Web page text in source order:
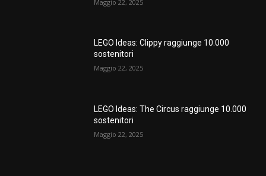
Maggio 22, 2025
LEGO Ideas: Clippy raggiunge 10.000
sostenitori
Maggio 22, 2025
LEGO Ideas: The Circus raggiunge 10.000
sostenitori
Maggio 22, 2025